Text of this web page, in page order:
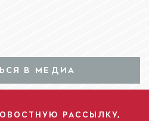
В МЕДИА
РАССЫЛКУ,